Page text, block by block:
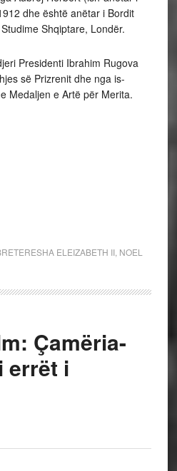
dhe është anëtar i Bordit
Shqiptare, Londër.
Presidenti Ibrahim Rugova
së Prizrenit dhe nga is-
Medaljen e Artë për Merita.
ELEIZABETH II, NOEL
Çamëria-
errët i